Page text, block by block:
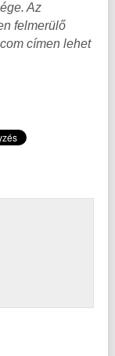
Az
felmerülő
címen lehet